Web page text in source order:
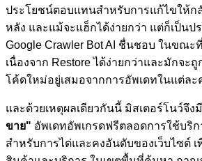
ประโยชน์ตอบแทนสำหรับการแก้ไขให้ก
หลัง และแม้จะแฮ็กได้ง่ายกว่า แต่ก็เป็นป
Google Crawler Bot AI ชื่นชอบ ในขณะ
เนื่องจาก Restore ได้ง่ายกว่าและมักจ
โค้ดใหม่อยู่เสมอจากการอัพเดทในแต่ละ
และด้วยเหตุผลเดียวกันนี้ มิสเตอร์โนว์จึงมี
ขาย" อัพเดทอัพเกรดฟรีตลอดการใช้บริ
สำหรับการไต่และคงอันดับของเว็บไซต์